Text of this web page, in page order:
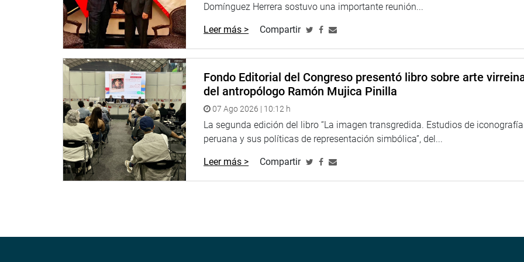
Domínguez Herrera sostuvo una importante reunión...
Leer más > Compartir
Fondo Editorial del Congreso presentó libro sobre arte
del antropólogo Ramón Mujica Pinilla
07 Ago 2026 | 10:12 h
La segunda edición del libro “La imagen transgredida. Estudios de iconografía
peruana y sus políticas de representación simbólica”, del...
Leer más > Compartir